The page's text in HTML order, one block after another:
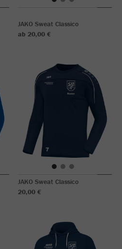
JAKO Sweat Classico
ab 20,00 €
JAKO Sweat Classico
20,00 €